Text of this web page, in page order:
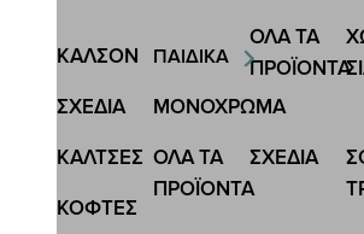
ΟΛΑ ΤΑ
ΠΡΟΪΟΝΤΑ
ΠΑΙΔΙΚΑ
ΚΑΛΣΟΝ
ΜΟΝΟΧΡΩΜΑ
ΣΧΕΔΙΑ
ΣΧΕΔΙΑ
ΟΛΑ ΤΑ
ΠΡΟΪΟΝΤΑ
ΚΑΛΤΣΕΣ
ΚΟΦΤΕΣ